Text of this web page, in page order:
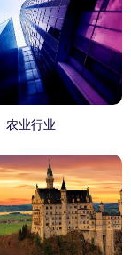
农业行业